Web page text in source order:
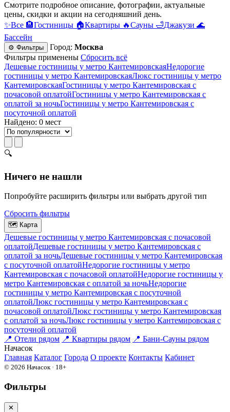
Смотрите подробное описание, фотографии, актуальные
цены, скидки и акции на сегодняшний день.
✨Все 🏨Гостиницы 🏠Квартиры 🔥Сауны 🛁Джакузи 🌊
Бассейн
⚙ Фильтры Город: Москва
Фильтры применены Сбросить всё
Дешевые гостиницы у метро КантемировскаяНедорогие
гостиницы у метро КантемировскаяЛюкс гостиницы у метро
КантемировскаяГостиницы у метро Кантемировская c
почасовой оплатойГостиницы у метро Кантемировская с
оплатой за ночьГостиницы у метро Кантемировская c
посуточной оплатой
Найдено: 0 мест
🔍
Ничего не нашли
Попробуйте расширить фильтры или выбрать другой тип
Сбросить фильтры
🗺 Карта
Дешевые гостиницы у метро Кантемировская c почасовой
оплатойДешевые гостиницы у метро Кантемировская с
оплатой за ночьДешевые гостиницы у метро Кантемировская
c посуточной оплатойНедорогие гостиницы у метро
Кантемировская c почасовой оплатойНедорогие гостиницы у
метро Кантемировская с оплатой за ночьНедорогие
гостиницы у метро Кантемировская c посуточной
оплатойЛюкс гостиницы у метро Кантемировская c
почасовой оплатойЛюкс гостиницы у метро Кантемировская
с оплатой за ночьЛюкс гостиницы у метро Кантемировская c
посуточной оплатой
📍 Отели рядом 📍 Квартиры рядом 📍 Бани-Сауны рядом
Начасок
Главная Каталог Города О проекте Контакты Кабинет
© 2026 Начасок · 18+
Фильтры
✕